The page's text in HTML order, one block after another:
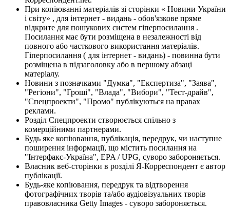
При копіюванні матеріалів зі сторінки « Новини України
і світу» , для інтернет - видань - обов'язкове пряме
відкрите для пошукових систем гіперпосилання .
Посилання має бути розміщена в незалежності від
повного або часткового використання матеріалів.
Гіперпосилання ( для інтернет - видань) - повинна бути
розміщена в підзаголовку або в першому абзаці
матеріалу.
Новини з позначками "Думка", "Експертиза", "Заява",
"Регіони", "Гроші", "Влада", "Вибори", "Тест-драйв",
"Спецпроекти", "Промо" публікуються на правах
реклами.
Розділ Спецпроекти створюється спільно з
комерційними партнерами.
Будь яке копіювання, публікація, передрук, чи наступне
поширення інформації, що містить посилання на
"Інтерфакс-Україна", EPA / UPG, суворо забороняється.
Власник веб-сторінки в розділі Я-Корреспондент є автор
публікації.
Будь-яке копіювання, передрук та відтворення
фотографічних творів та/або аудіовізуальних творів
правовласника Getty Images - суворо забороняється.